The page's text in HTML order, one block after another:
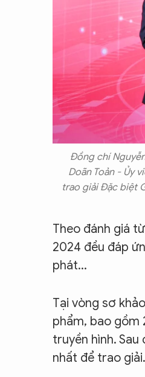
Đồng chí
Doãn Toản - Ủy
trao giải Đặc biệt
Theo đánh giá
2024 đều đáp
phát...
Tại vòng sơ
phẩm, bao gồm
truyền hình.
nhất để trao giải.